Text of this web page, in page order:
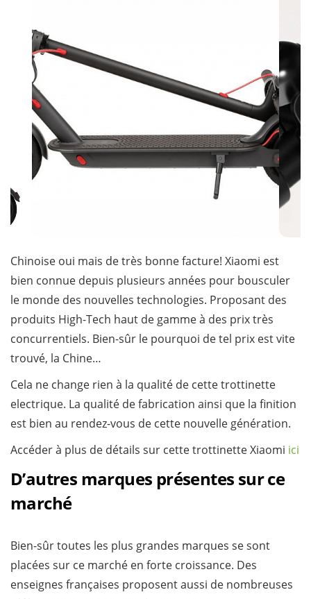
Chinoise oui mais de très bonne facture! Xiaomi est
bien connue depuis plusieurs années pour bousculer
le monde des nouvelles technologies. Proposant des
produits High-Tech haut de gamme à des prix très
concurrentiels. Bien-sûr le pourquoi de tel prix est vite
trouvé, la Chine…
Cela ne change rien à la qualité de cette trottinette
electrique. La qualité de fabrication ainsi que la finition
est bien au rendez-vous de cette nouvelle génération.
Accéder à plus de détails sur cette trottinette Xiaomi ici
D’autres marques présentes sur ce
marché
Bien-sûr toutes les plus grandes marques se sont
placées sur ce marché en forte croissance. Des
enseignes françaises proposent aussi de nombreuses